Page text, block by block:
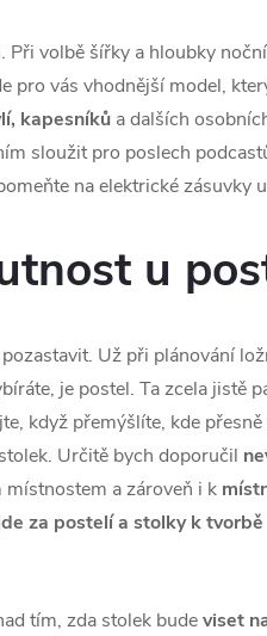
. Při volbě šířky a hloubky
pro vás vhodnější model,
kapesníků a dalších
sloužit pro poslech
na elektrické zásuvky
u
Už při plánování
je postel. Ta zcela
když přemýšlíte, kde
Určitě bych doporučil
a zároveň i k
za postelí a stolky k
tím, zda stolek budeviset